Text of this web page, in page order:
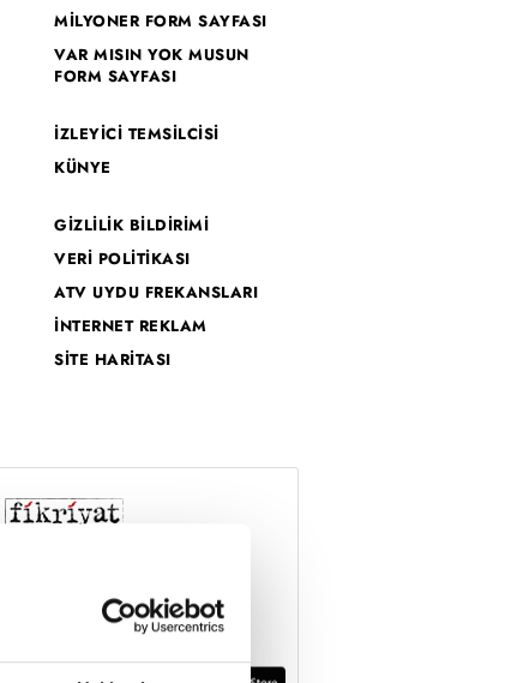
MİLYONER FORM SAYFASI
VAR MISIN YOK MUSUN
FORM SAYFASI
İZLEYİCİ TEMSİLCİSİ
KÜNYE
GİZLİLİK BİLDİRİMİ
VERİ POLİTİKASI
ATV UYDU FREKANSLARI
İNTERNET REKLAM
SİTE HARİTASI